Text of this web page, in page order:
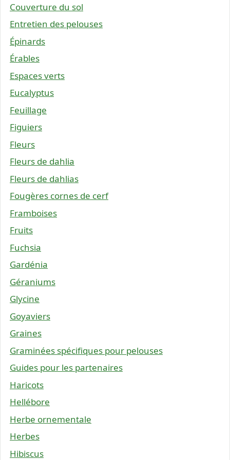
Couverture du sol
Entretien des pelouses
Épinards
Érables
Espaces verts
Eucalyptus
Feuillage
Figuiers
Fleurs
Fleurs de dahlia
Fleurs de dahlias
Fougères cornes de cerf
Framboises
Fruits
Fuchsia
Gardénia
Géraniums
Glycine
Goyaviers
Graines
Graminées spécifiques pour pelouses
Guides pour les partenaires
Haricots
Hellébore
Herbe ornementale
Herbes
Hibiscus